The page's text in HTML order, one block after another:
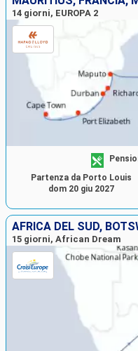
14 giorni, EUROPA 2
Partenza da Porto Louis
dom 20 giu 2027
AFRICA DEL SUD,
15 giorni, African Dream